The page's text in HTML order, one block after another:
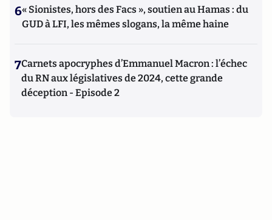
6« Sionistes, hors des Facs », soutien au Hamas : du
GUD à LFI, les mêmes slogans, la même haine
7Carnets apocryphes d’Emmanuel Macron : l’échec
du RN aux législatives de 2024, cette grande
déception - Episode 2